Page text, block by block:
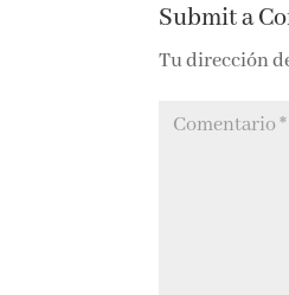
Submit a
Tu dirección